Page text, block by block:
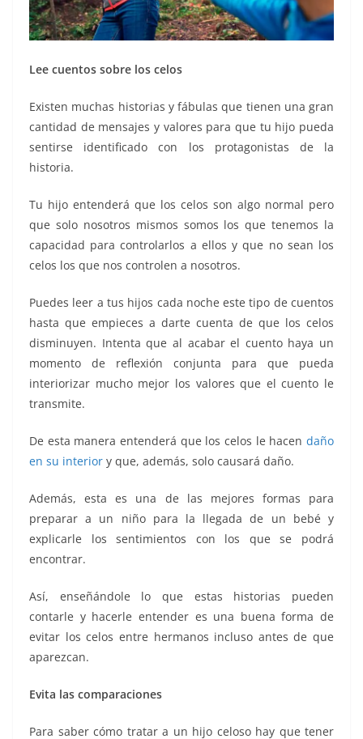
Lee cuentos sobre los celos
Existen muchas historias y fábulas que tienen una gran
cantidad de mensajes y valores para que tu hijo pueda
sentirse identificado con los protagonistas de la
historia.
Tu hijo entenderá que los celos son algo normal pero
que solo nosotros mismos somos los que tenemos la
capacidad para controlarlos a ellos y que no sean los
celos los que nos controlen a nosotros.
Puedes leer a tus hijos cada noche este tipo de cuentos
hasta que empieces a darte cuenta de que los celos
disminuyen. Intenta que al acabar el cuento haya un
momento de reflexión conjunta para que pueda
interiorizar mucho mejor los valores que el cuento le
transmite.
De esta manera entenderá que los celos le hacen daño
en su interior y que, además, solo causará daño.
Además, esta es una de las mejores formas para
preparar a un niño para la llegada de un bebé y
explicarle los sentimientos con los que se podrá
encontrar.
Así, enseñándole lo que estas historias pueden
contarle y hacerle entender es una buena forma de
evitar los celos entre hermanos incluso antes de que
aparezcan.
Evita las comparaciones
Para saber cómo tratar a un hijo celoso hay que tener